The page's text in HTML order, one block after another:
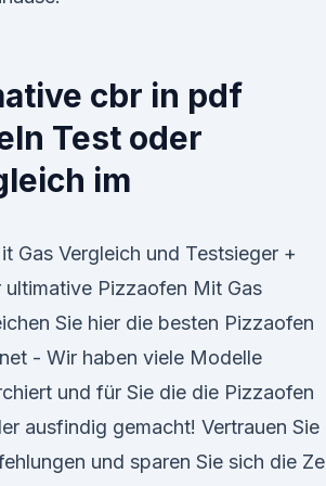
cbr in pdf
Test oder
im
Gas Vergleich und Testsieger +
ultimative Pizzaofen Mit Gas
Sie hier die besten Pizzaofen
- Wir haben viele Modelle
und für Sie die die Pizzaofen
ausfindig gemacht! Vertrauen Sie
und sparen Sie sich die